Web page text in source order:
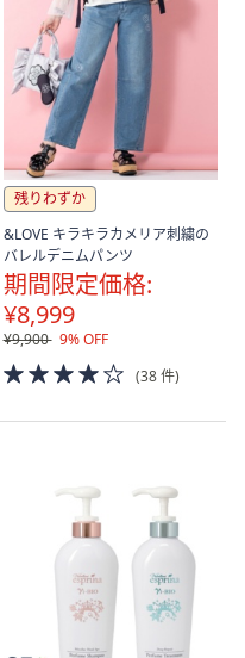
残りわずか
&LOVE キラキラカメリア刺繍の
バレルデニムパンツ
期間限定価格:
¥8,999
¥9,900 9% OFF
4.0
of
(38 件)